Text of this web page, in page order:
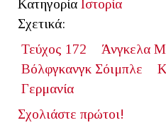
Κατηγορία Ιστορία
Σχετικά:
Τεύχος 172
Άνγκελα
Βόλφγκανγκ Σόιμπλε
Γερμανία
Σχολιάστε πρώτοι!